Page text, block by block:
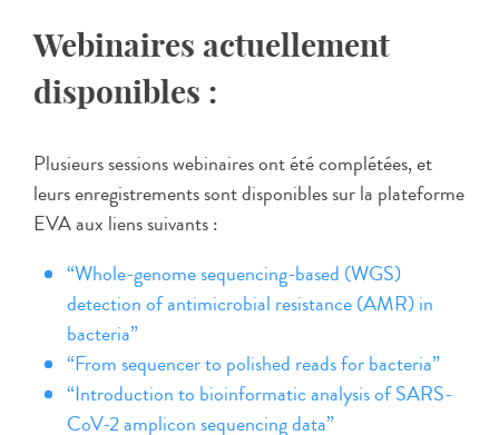
Webinaires actuellement
disponibles :
Plusieurs sessions webinaires ont été complétées, et
leurs enregistrements sont disponibles sur la plateforme
EVA aux liens suivants :
“Whole-genome sequencing-based (WGS)
detection of antimicrobial resistance (AMR) in
bacteria”
“From sequencer to polished reads for bacteria”
“Introduction to bioinformatic analysis of SARS-
CoV-2 amplicon sequencing data”